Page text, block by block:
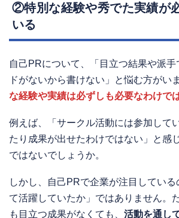
②特別な経験や秀でた実績が
いる
自己PRについて、「目立つ結果や派
ドがないから書けない」と悩む方がい
な経験や実績は必ずしも必要なわけで
例えば、「サークル活動には参加して
たり成果が出せたわけではない」と感
ではないでしょうか。
しかし、自己PRで企業が注目してい
て活躍していたか」ではありません。
も目立つ成果がなくても、 活動を通し